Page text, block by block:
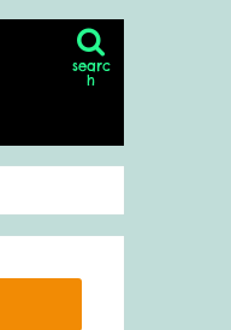
searc
h